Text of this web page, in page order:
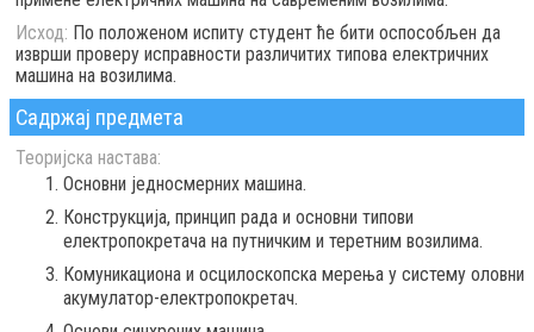
Исход: По положеном испиту студент ће бити оспособљен да
изврши проверу исправности различитих типова електричних
машина на возилима.
Садржај предмета
Теоријска настава:
Основни једносмерних машина.
Конструкција, принцип рада и основни типови
електропокретача на путничким и теретним возилима.
Комуникациона и осцилоскопска мерења у систему оловни
акумулатор-електропокретач.